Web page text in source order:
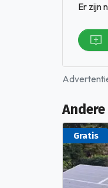
Er zijn
Gratis